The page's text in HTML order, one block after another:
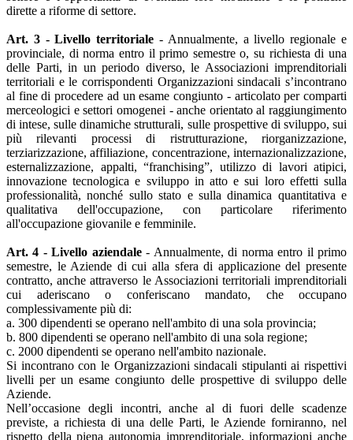
dirette a riforme di settore.
Art. 3 - Livello territoriale - Annualmente, a livello regionale e
provinciale, di norma entro il primo semestre o, su richiesta di una
delle Parti, in un periodo diverso, le Associazioni imprenditoriali
territoriali e le corrispondenti Organizzazioni sindacali s’incontrano
al fine di procedere ad un esame congiunto - articolato per comparti
merceologici e settori omogenei - anche orientato al raggiungimento
di intese, sulle dinamiche strutturali, sulle prospettive di sviluppo, sui
più rilevanti processi di ristrutturazione, riorganizzazione,
terziarizzazione, affiliazione, concentrazione, internazionalizzazione,
esternalizzazione, appalti, “franchising”, utilizzo di lavori atipici,
innovazione tecnologica e sviluppo in atto e sui loro effetti sulla
professionalità, nonché sullo stato e sulla dinamica quantitativa e
qualitativa dell'occupazione, con particolare riferimento
all'occupazione giovanile e femminile.
Art. 4 - Livello aziendale- Annualmente, di norma entro il primo
semestre, le Aziende di cui alla sfera di applicazione del presente
contratto, anche attraverso le Associazioni territoriali imprenditoriali
cui aderiscano o conferiscano mandato, che occupano
complessivamente più di:
a. 300 dipendenti se operano nell'ambito di una sola provincia;
b. 800 dipendenti se operano nell'ambito di una sola regione;
c. 2000 dipendenti se operano nell'ambito nazionale.
Si incontrano con le Organizzazioni sindacali stipulanti ai rispettivi
livelli per un esame congiunto delle prospettive di sviluppo delle
Aziende.
Nell’occasione degli incontri, anche al di fuori delle scadenze
previste, a richiesta di una delle Parti, le Aziende forniranno, nel
rispetto della piena autonomia imprenditoriale, informazioni anche